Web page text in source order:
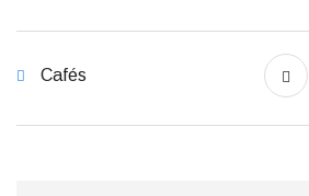
Cafés